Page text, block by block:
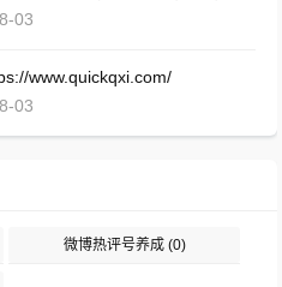
03
www.quickqxi.com/
03
微博热评号养成(0)